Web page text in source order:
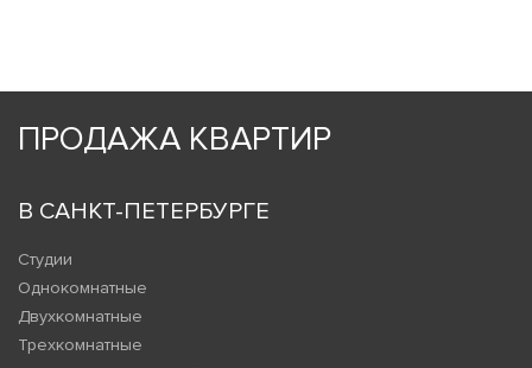
ПРОДАЖА КВАРТИР
В САНКТ-ПЕТЕРБУРГЕ
Студии
Однокомнатные
Двухкомнатные
Трехкомнатные